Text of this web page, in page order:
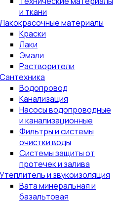
и ткани
Лакокрасочные материалы
Краски
Лаки
Эмали
Растворители
Сантехника
Водопровод
Канализация
Насосы водопроводные
и канализационные
Фильтры и системы
очистки воды
Системы защиты от
протечек и залива
Утеплитель и звукоизоляция
Вата минеральная и
базальтовая